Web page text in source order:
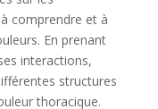
comprendre et à
En prenant
interactions,
structures
thoracique.